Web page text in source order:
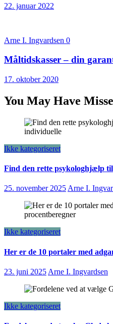
22. januar 2022
Arne I. Ingvardsen 0
Måltidskasser – din
17. oktober 2020
You May Have
Ikke kategoriseret
Find den rette psykologhjælp
25. november 2025Arne I.
Ikke kategoriseret
Her er de 10 portaler med
23. juni 2025 Arne I. Ingvardsen
Ikke kategoriseret